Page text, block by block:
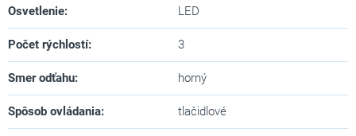
Osvetlenie: LED
Počet rýchlostí: 3
Smer odťahu: horný
Spôsob ovládania: tlačidlové